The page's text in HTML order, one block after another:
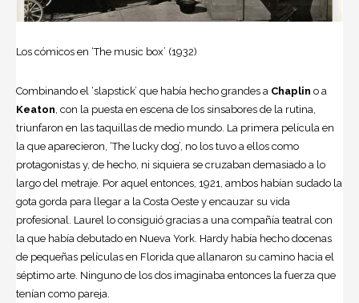
Los cómicos en ‘The music box’ (1932)
Combinando el ‘slapstick’ que había hecho grandes a Chaplin o a
Keaton, con la puesta en escena de los sinsabores de la rutina,
triunfaron en las taquillas de medio mundo. La primera película en
la que aparecieron, ‘The lucky dog’, no los tuvo a ellos como
protagonistas y, de hecho, ni siquiera se cruzaban demasiado a lo
largo del metraje. Por aquel entonces, 1921, ambos habían sudado la
gota gorda para llegar a la Costa Oeste y encauzar su vida
profesional. Laurel lo consiguió gracias a una compañía teatral con
la que había debutado en Nueva York. Hardy había hecho docenas
de pequeñas películas en Florida que allanaron su camino hacia el
séptimo arte. Ninguno de los dos imaginaba entonces la fuerza que
tenían como pareja.